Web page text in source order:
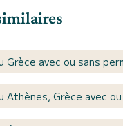
Grèce avec ou sans
Athènes, Grèce avec